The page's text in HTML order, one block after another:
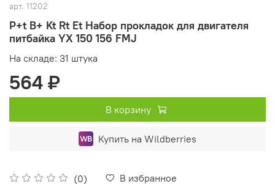
арт. 11202
P+t B+ Kt Rt Et Набор прокладок для двигателя
питбайка YX 150 156 FMJ
(0) В избранное
На складе: 31 штука
564 ₽
В корзину
Купить на Wildberries